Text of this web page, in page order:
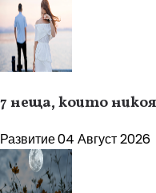
7 неща, които
Развитие04 Август 2026